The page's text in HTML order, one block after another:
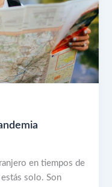
en tiempos de
solo. Son